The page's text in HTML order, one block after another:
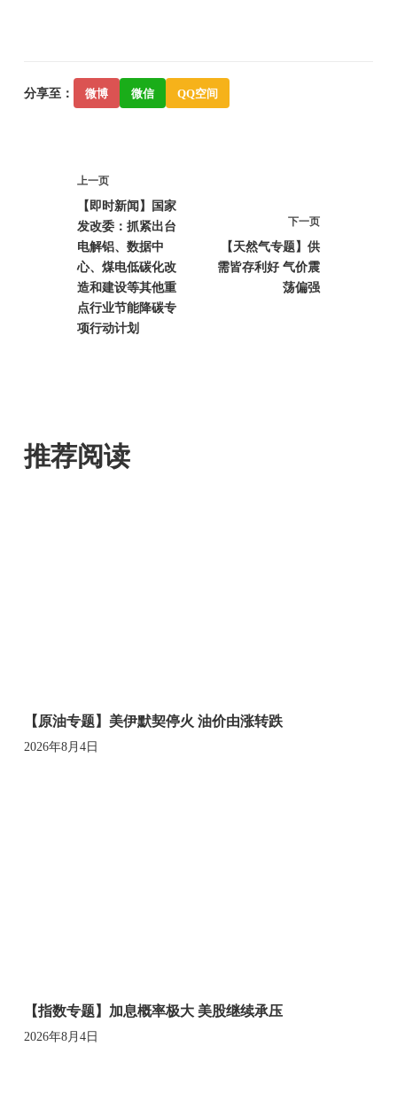
分享至： 微博 微信 QQ空间
上一页
【即时新闻】国家
发改委：抓紧出台
电解铝、数据中
心、煤电低碳化改
造和建设等其他重
点行业节能降碳专
项行动计划
下一页
【天然气专题】供
需皆存利好 气价震
荡偏强
推荐阅读
【原油专题】美伊默契停火 油价由涨转跌
2026年8月4日
【指数专题】加息概率极大 美股继续承压
2026年8月4日